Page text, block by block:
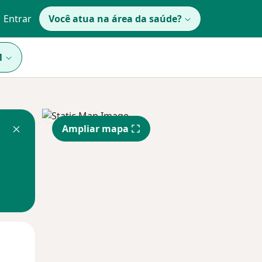
Entrar Você atua na área da saúde?
Ampliar mapa